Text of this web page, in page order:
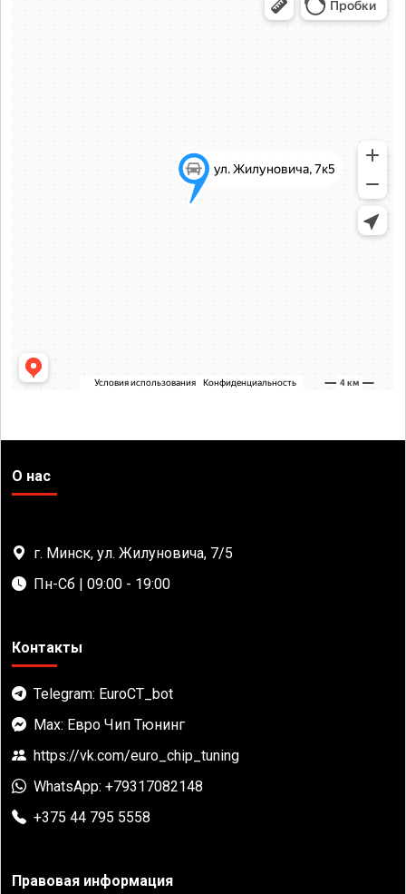
О нас
г. Минск, ул. Жилуновича, 7/5
Пн-Сб | 09:00 - 19:00
Контакты
Telegram: EuroCT_bot
Max: Евро Чип Тюнинг
https://vk.com/euro_chip_tuning
WhatsApp: +79317082148
+375 44 795 5558
Правовая информация